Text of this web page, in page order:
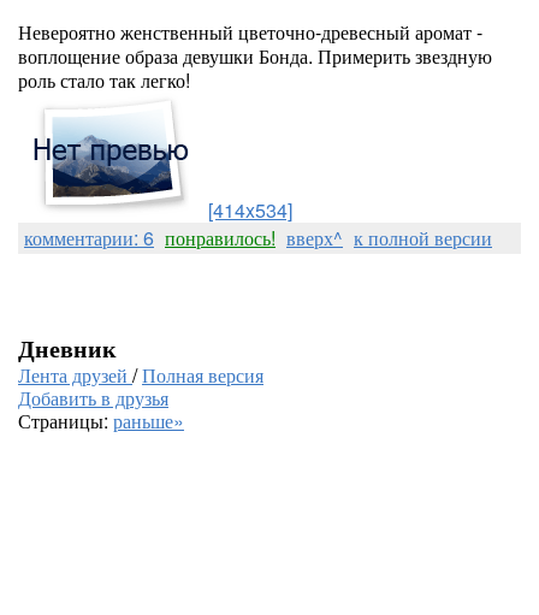
Невероятно женственный цветочно-древесный аромат -
воплощение образа девушки Бонда. Примерить звездную
роль стало так легко!
[414x534]
комментарии: 6 понравилось! вверх^ к полной версии
Дневник
Лента друзей /Полная версия
Добавить в друзья
Страницы: раньше»